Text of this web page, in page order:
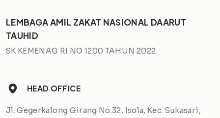
LEMBAGA AMIL ZAKAT NASIONAL DAARUT
TAUHID
SK KEMENAG RI NO 1200 TAHUN 2022
HEAD OFFICE
Jl. Gegerkalong Girang No.32, Isola, Kec. Sukasari,